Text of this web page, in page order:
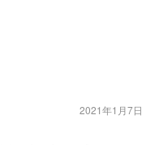
2021年1月7日